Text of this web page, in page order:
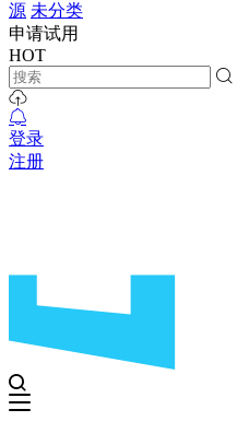
源 未分类
申请试用
HOT
登录
注册